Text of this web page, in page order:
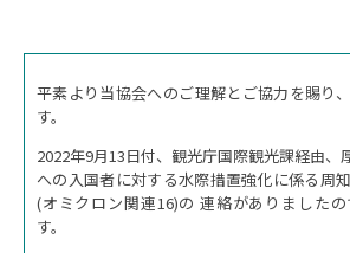
平素より当協会へのご理解とご協力を賜り
す。
2022年9月13日付、観光庁国際観光課経由、
への入国者に対する水際措置強化に係る周
(オミクロン関連16)の 連絡がありました
す。